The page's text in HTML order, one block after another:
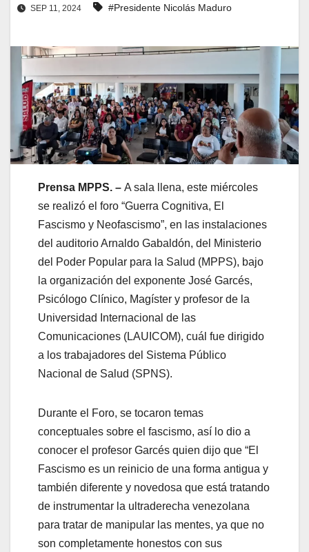
SEP 11, 2024 #Presidente Nicolás Maduro
Prensa MPPS. – A sala llena, este miércoles
se realizó el foro “Guerra Cognitiva, El
Fascismo y Neofascismo”, en las instalaciones
del auditorio Arnaldo Gabaldón, del Ministerio
del Poder Popular para la Salud (MPPS), bajo
la organización del exponente José Garcés,
Psicólogo Clínico, Magíster y profesor de la
Universidad Internacional de las
Comunicaciones (LAUICOM), cuál fue dirigido
a los trabajadores del Sistema Público
Nacional de Salud (SPNS).
Durante el Foro, se tocaron temas
conceptuales sobre el fascismo, así lo dio a
conocer el profesor Garcés quien dijo que “El
Fascismo es un reinicio de una forma antigua y
también diferente y novedosa que está tratando
de instrumentar la ultraderecha venezolana
para tratar de manipular las mentes, ya que no
son completamente honestos con sus